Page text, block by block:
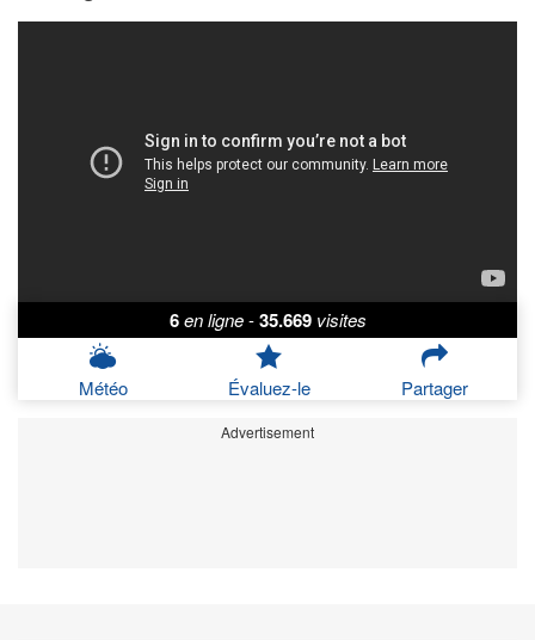
6 en ligne - 35.669 visites
Météo Évaluez-le Partager
Advertisement